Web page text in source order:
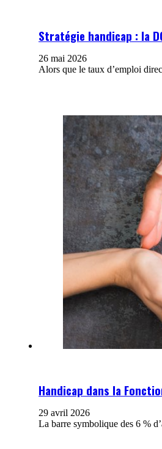
Stratégie handicap : la
26 mai 2026
Alors que le taux d’emploi
Handicap dans la
29 avril 2026
La barre symbolique des 6 %